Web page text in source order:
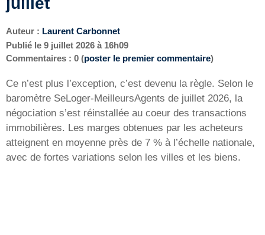
Auteur : Laurent Carbonnet
Publié le 9 juillet 2026 à 16h09
Commentaires : 0 (poster le premier commentaire)
Ce n’est plus l’exception, c’est devenu la règle. Selon le
baromètre SeLoger-MeilleursAgents de juillet 2026, la
négociation s’est réinstallée au coeur des transactions
immobilières. Les marges obtenues par les acheteurs
atteignent en moyenne près de 7 % à l’échelle nationale,
avec de fortes variations selon les villes et les biens.